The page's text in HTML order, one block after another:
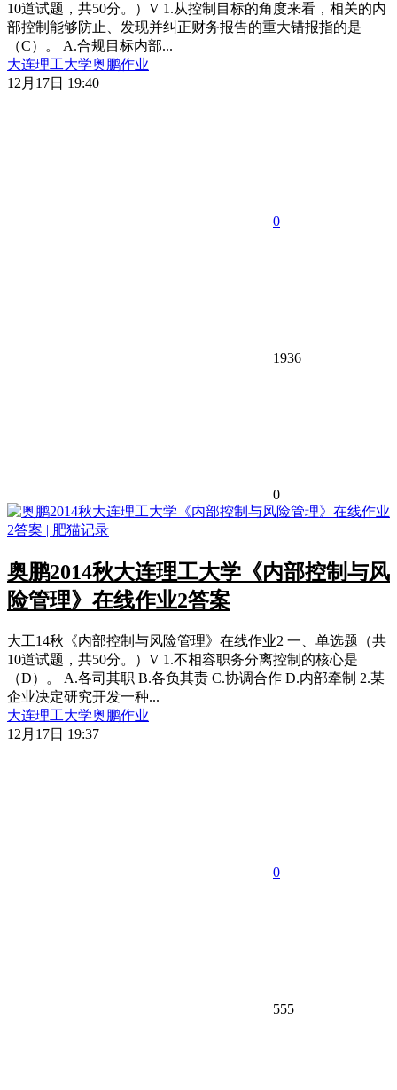
10道试题，共50分。）V 1.从控制目标的角度来看，相关的内
部控制能够防止、发现并纠正财务报告的重大错报指的是
（C）。 A.合规目标内部...
大连理工大学奥鹏作业
12月17日 19:40
0
1936
0
奥鹏2014秋大连理工大学《内部控制与风
险管理》在线作业2答案
大工14秋《内部控制与风险管理》在线作业2 一、单选题（共
10道试题，共50分。）V 1.不相容职务分离控制的核心是
（D）。 A.各司其职 B.各负其责 C.协调合作 D.内部牵制 2.某
企业决定研究开发一种...
大连理工大学奥鹏作业
12月17日 19:37
0
555